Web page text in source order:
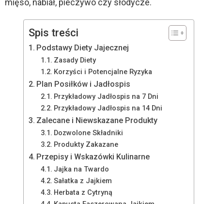
mięso, nabiał, pieczywo czy słodycze.
Spis treści
Podstawy Diety Jajecznej
Zasady Diety
Korzyści i Potencjalne Ryzyka
Plan Posiłków i Jadłospis
Przykładowy Jadłospis na 7 Dni
Przykładowy Jadłospis na 14 Dni
Zalecane i Niewskazane Produkty
Dozwolone Składniki
Produkty Zakazane
Przepisy i Wskazówki Kulinarne
Jajka na Twardo
Sałatka z Jajkiem
Herbata z Cytryną